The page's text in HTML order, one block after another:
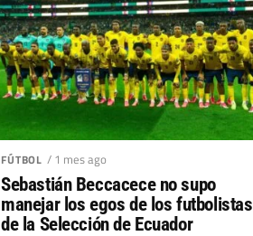
FÚTBOL / 1 mes ago
Sebastián Beccacece no supo
manejar los egos de los futbolistas
de la Selección de Ecuador